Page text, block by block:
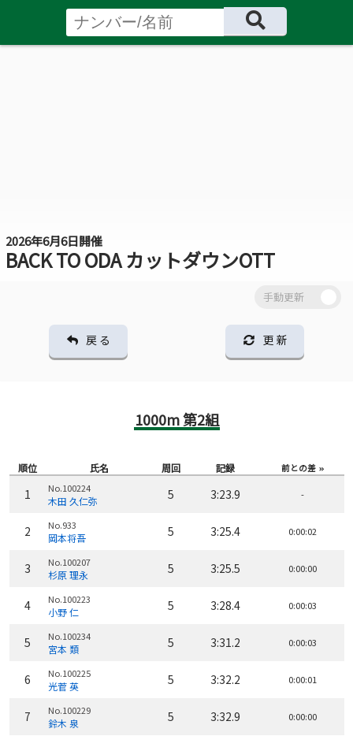
2026年6月6日開催
BACK TO ODA カットダウンOTT
戻 る 更 新
1000m 第2組
順位 氏名 周回 記録 前との差
1 No.100224
木田 久仁弥 5 3:23.9 -
2 No.933
岡本将吾 5 3:25.4 0:00:02
3 No.100207
杉原 理永 5 3:25.5 0:00:00
4 No.100223
小野 仁 5 3:28.4 0:00:03
5 No.100234
宮本 類 5 3:31.2 0:00:03
6 No.100225
光菅 英 5 3:32.2 0:00:01
7 No.100229
鈴木 泉 5 3:32.9 0:00:00